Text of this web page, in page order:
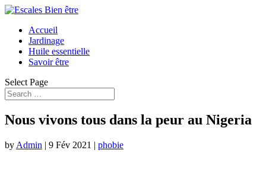
Accueil
Jardinage
Huile essentielle
Savoir être
Select Page
Nous vivons tous dans la peur au Nigeria
by Admin | 9 Fév 2021 | phobie